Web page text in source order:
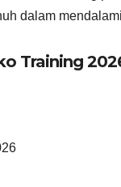
dalam
Training